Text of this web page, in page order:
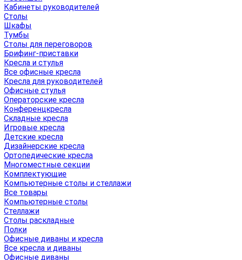
Кабинеты руководителей
Столы
Шкафы
Тумбы
Столы для переговоров
Брифинг-приставки
Кресла и стулья
Все офисные кресла
Кресла для руководителей
Офисные стулья
Операторские кресла
Конференцкресла
Складные кресла
Игровые кресла
Детские кресла
Дизайнерские кресла
Ортопедические кресла
Многоместные секции
Комплектующие
Компьютерные столы и стеллажи
Все товары
Компьютерные столы
Стеллажи
Столы раскладные
Полки
Офисные диваны и кресла
Все кресла и диваны
Офисные диваны